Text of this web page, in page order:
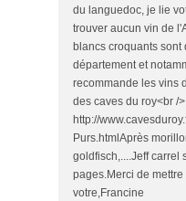
du languedoc, je lie
trouver aucun vin de
blancs croquants
département et
recommande les vins
des caves du roy<br />
http://
Purs.htmlAprès
goldfisch,....Jeff carrel
pages.Merci de
votre,Francine